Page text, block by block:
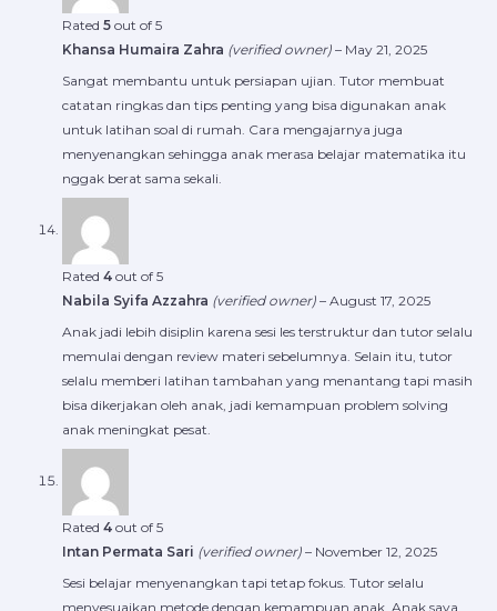
Rated 5 out of 5
Khansa Humaira Zahra (verified owner) – May 21, 2025
Sangat membantu untuk persiapan ujian. Tutor membuat
catatan ringkas dan tips penting yang bisa digunakan anak
untuk latihan soal di rumah. Cara mengajarnya juga
menyenangkan sehingga anak merasa belajar matematika itu
nggak berat sama sekali.
Rated 4 out of 5
Nabila Syifa Azzahra (verified owner) – August 17, 2025
Anak jadi lebih disiplin karena sesi les terstruktur dan tutor selalu
memulai dengan review materi sebelumnya. Selain itu, tutor
selalu memberi latihan tambahan yang menantang tapi masih
bisa dikerjakan oleh anak, jadi kemampuan problem solving
anak meningkat pesat.
Rated 4 out of 5
Intan Permata Sari (verified owner) – November 12, 2025
Sesi belajar menyenangkan tapi tetap fokus. Tutor selalu
menyesuaikan metode dengan kemampuan anak. Anak saya